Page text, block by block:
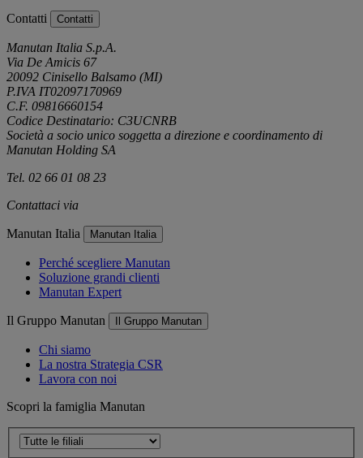
Contatti Contatti
Manutan Italia S.p.A.
Via De Amicis 67
20092 Cinisello Balsamo (MI)
P.IVA IT02097170969
C.F. 09816660154
Codice Destinatario: C3UCNRB
Società a socio unico soggetta a direzione e coordinamento di
Manutan Holding SA
Tel. 02 66 01 08 23
Contattaci via
Manutan Italia Manutan Italia
Perché scegliere Manutan
Soluzione grandi clienti
Manutan Expert
Il Gruppo Manutan Il Gruppo Manutan
Chi siamo
La nostra Strategia CSR
Lavora con noi
Scopri la famiglia Manutan